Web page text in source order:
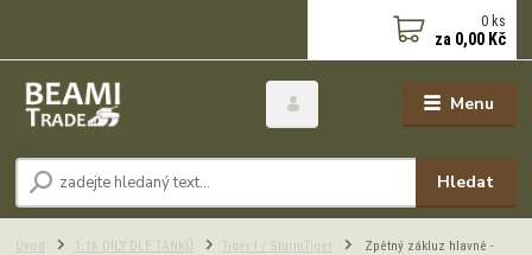
Menu
Hledat
0 ks
za 0,00 Kč
Úvod 1:16 DÍLY DLE TANKŮ Tiger I / SturmTiger
Zpětný zákluz hlavně -